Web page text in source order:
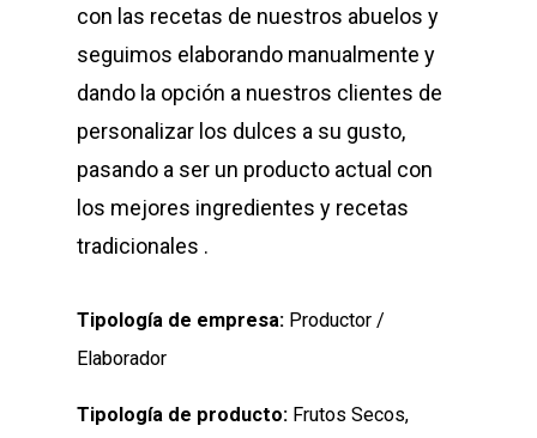
con las recetas de nuestros abuelos y
seguimos elaborando manualmente y
dando la opción a nuestros clientes de
personalizar los dulces a su gusto,
pasando a ser un producto actual con
los mejores ingredientes y recetas
tradicionales .
Tipología de empresa: Productor /
Elaborador
Tipología de producto: Frutos Secos,